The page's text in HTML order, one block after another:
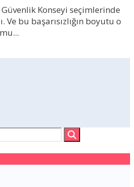
Konseyi seçimlerinde
Ve bu başarısızlığın boyutu o
...